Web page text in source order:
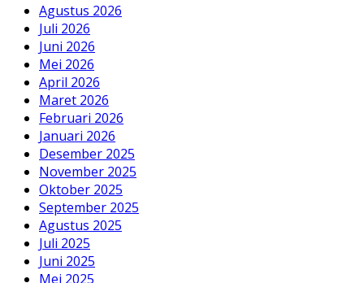
Agustus 2026
Juli 2026
Juni 2026
Mei 2026
April 2026
Maret 2026
Februari 2026
Januari 2026
Desember 2025
November 2025
Oktober 2025
September 2025
Agustus 2025
Juli 2025
Juni 2025
Mei 2025